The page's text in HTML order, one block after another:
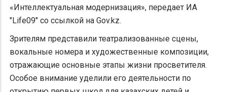
«Интеллектуальная модернизация», передает ИА
"Life09" со ссылкой на Gov.kz.
Зрителям представили театрализованные сцены,
вокальные номера и художественные композиции,
отражающие основные этапы жизни просветителя.
Особое внимание уделили его деятельности по